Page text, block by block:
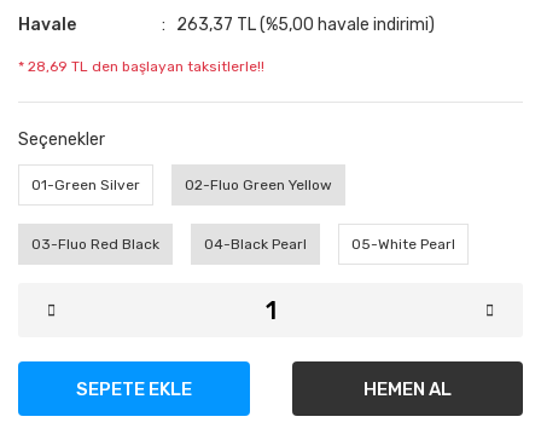
Havale 263,37 TL (%5,00 havale indirimi)
* 28,69 TL den başlayan taksitlerle!!
Seçenekler
01-Green Silver 02-Fluo Green Yellow
03-Fluo Red Black 04-Black Pearl 05-White Pearl
SEPETE EKLE HEMEN AL